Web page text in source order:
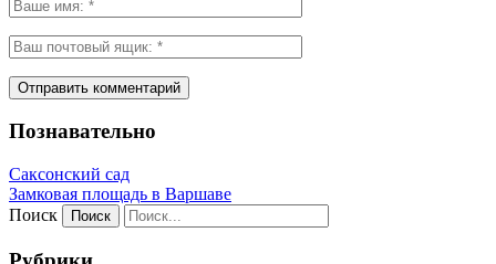
Познавательно
Саксонский сад
Замковая площадь в Варшаве
Поиск